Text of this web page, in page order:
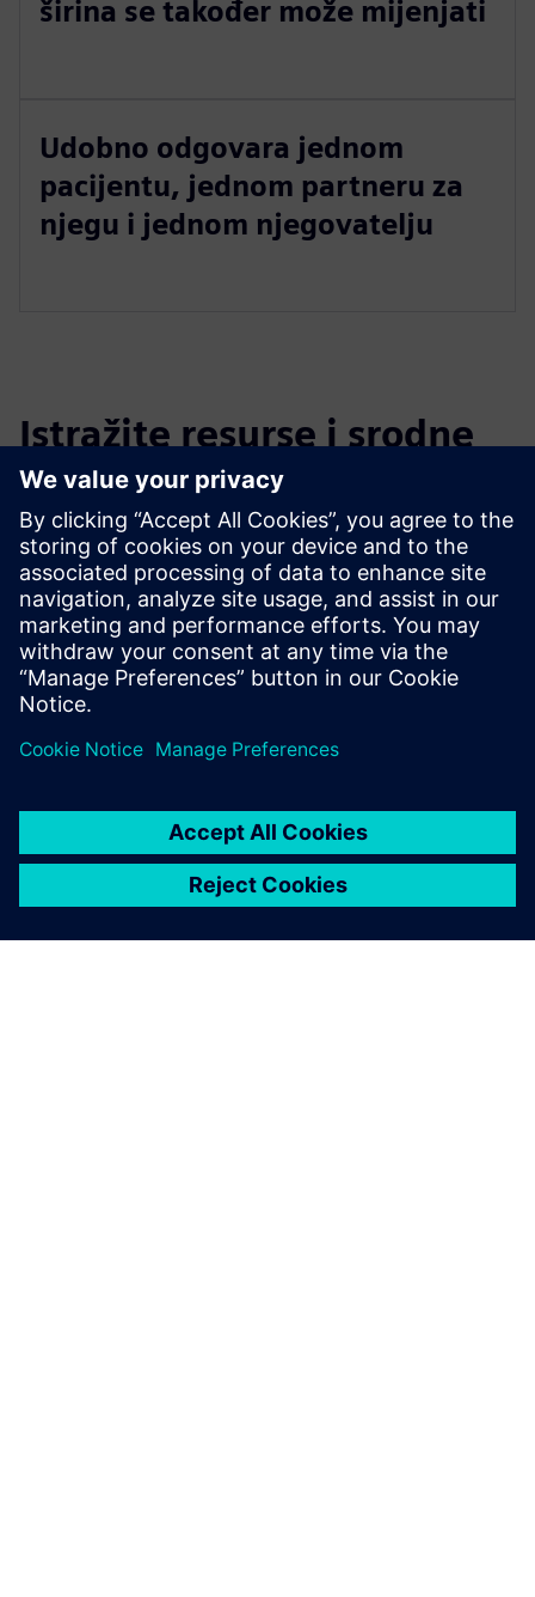
širina se također može mijenjati
Udobno odgovara jednom
pacijentu, jednom partneru za
njegu i jednom njegovatelju
Istražite resurse i srodne
proizvode
Dodatne informacije i resursi
COVE™ Brošura
Istražite COVE na Dirtt.com